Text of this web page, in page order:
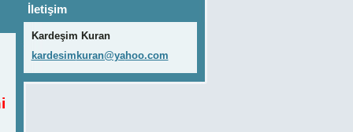
İletişim
Kardeşim Kuran
kardesim kuran@yahoo.com